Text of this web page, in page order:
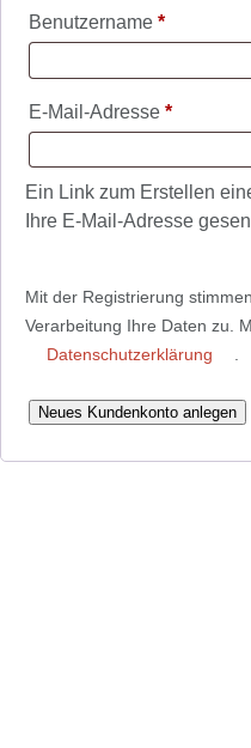
Benutzername *Erforderlich
E-Mail-Adresse *
Ein Link zum Erstellen
Ihre E-Mail-Adresse
Mit der Registrierung
Verarbeitung Ihre Daten zu.
Datenschutzerklärung
.
Neues Kundenkonto anlegen